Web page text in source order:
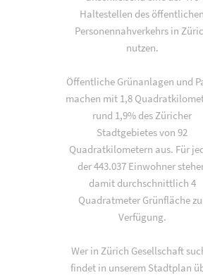
Haltestellen des öffentlichen
Personennahverkehrs in
nutzen.
Öffentliche Grünanlagen und
machen mit 1,8
rund 1,9% des Züricher
Stadtgebietes von 92
Quadratkilometern aus. Für
der 443.037 Einwohner
damit durchschnittlich 4
Quadratmeter Grünfläche
Verfügung.
Wer in Zürich Gesellschaft
findet in unserem Stadtplan